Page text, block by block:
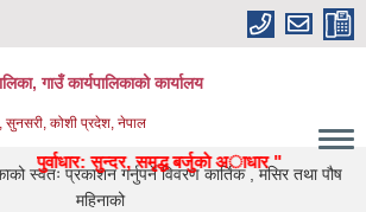
गाउँ कार्यपालिकाको कार्यालय
सुनसरी, कोशी प्रदेश, नेपाल
सुन्दर, समृद्ध बर्जुकाे अाधार "
स्वतः प्रकाशन गर्नुपर्ने विवरण कार्तिक , मंसिर तथा पौष
महिनाको